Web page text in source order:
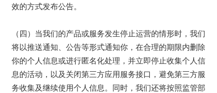
效的方式发布公告。
（四）当我们的产品或服务发生停止运营的情形时，我们
将以推送通知、公告等形式通知你，在合理的期限内删除
你的个人信息或进行匿名化处理，并立即停止收集个人信
息的活动，以及关闭第三方应用服务接口，避免第三方服
务收集及继续使用个人信息。同时，我们还将按照监管部